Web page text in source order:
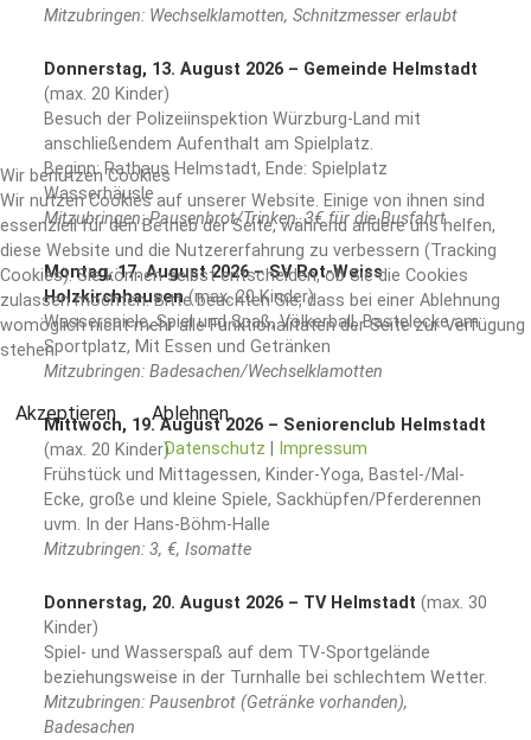
Mitzubringen: Wechselklamotten, Schnitzmesser erlaubt
Donnerstag, 13. August 2026 – Gemeinde Helmstadt
(max. 20 Kinder)
Besuch der Polizeiinspektion Würzburg-Land mit
anschließendem Aufenthalt am Spielplatz.
Beginn: Rathaus Helmstadt, Ende: Spielplatz
Wasserhäusle
Mitzubringen: Pausenbrot/Trinken, 3€ für die Busfahrt
Montag, 17. August 2026 – SV Rot-Weiss
Holzkirchhausen(max. 20 Kinder)
Wasserspiele, Spiel und Spaß, Völkerball, Bastelecke am
Sportplatz, Mit Essen und Getränken
Mitzubringen: Badesachen/Wechselklamotten
Mittwoch, 19. August 2026 – Seniorenclub Helmstadt
(max. 20 Kinder)
Frühstück und Mittagessen, Kinder-Yoga, Bastel-/Mal-
Ecke, große und kleine Spiele, Sackhüpfen/Pferderennen
uvm. In der Hans-Böhm-Halle
Mitzubringen: 3, €, Isomatte
Donnerstag, 20. August 2026 – TV Helmstadt (max. 30
Kinder)
Spiel- und Wasserspaß auf dem TV-Sportgelände
beziehungsweise in der Turnhalle bei schlechtem Wetter.
Mitzubringen: Pausenbrot (Getränke vorhanden),
Badesachen
Wir benutzen Cookies
Wir nutzen Cookies auf unserer Website. Einige von ihnen sind
essenziell für den Betrieb der Seite, während andere uns helfen,
diese Website und die Nutzererfahrung zu verbessern (Tracking
Cookies). Sie können selbst entscheiden, ob Sie die Cookies
zulassen möchten. Bitte beachten Sie, dass bei einer Ablehnung
womöglich nicht mehr alle Funktionalitäten der Seite zur Verfügung
stehen.
Akzeptieren Ablehnen
Datenschutz Impressum